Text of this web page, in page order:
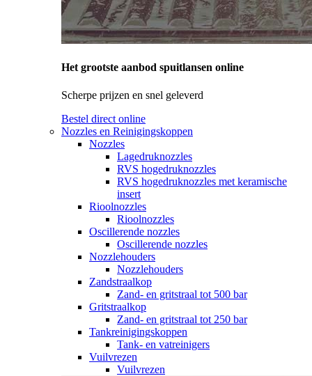
Het grootste aanbod spuitlansen online
Scherpe prijzen en snel geleverd
Bestel direct online
Nozzles en Reinigingskoppen
Nozzles
Lagedruknozzles
RVS hogedruknozzles
RVS hogedruknozzles met keramische
insert
Rioolnozzles
Rioolnozzles
Oscillerende nozzles
Oscillerende nozzles
Nozzlehouders
Nozzlehouders
Zandstraalkop
Zand- en gritstraal tot 500 bar
Gritstraalkop
Zand- en gritstraal tot 250 bar
Tankreinigingskoppen
Tank- en vatreinigers
Vuilvrezen
Vuilvrezen